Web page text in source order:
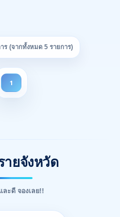
ร (จากทั้งหมด 5 รายการ)
1
ยจังหวัด
ละดี จองเลย!!